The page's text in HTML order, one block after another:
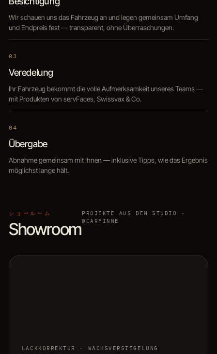
Wir schauen uns das Fahrzeug an und legen gemeinsam Umfang
und Endpreis fest — transparent, ohne Überraschungen.
03
Veredelung
Ihr Fahrzeug bekommt die volle Aufmerksamkeit unseres Teams —
mit Produkten von servFaces, Swissvax & Co.
04
Übergabe
Abnahme gemeinsam mit Ihnen — inklusive Tipps, wie das Ergebnis
möglichst lange hält.
ショールーム
Showroom
PROJEKTE AUS DEM STUDIO ·
@CARFINNE
LACKKORREKTUR · WACHSVERSIEGELUNG